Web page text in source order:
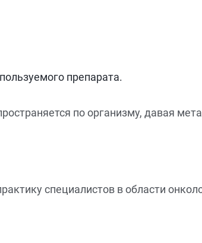
препарата.
по организму, давая
специалистов в области